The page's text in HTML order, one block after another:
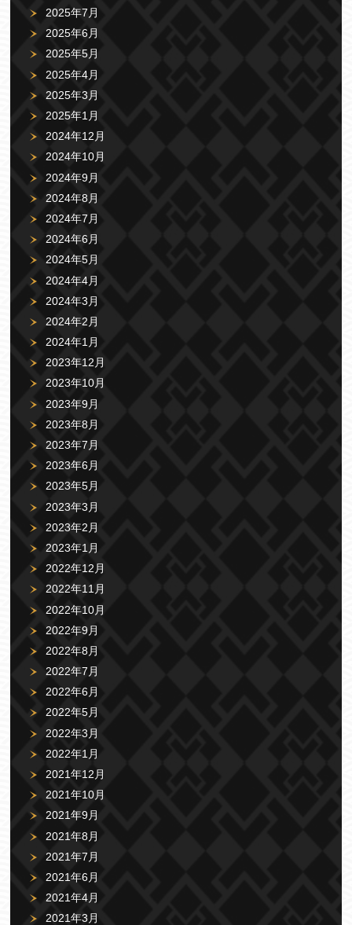
2025年7月
2025年6月
2025年5月
2025年4月
2025年3月
2025年1月
2024年12月
2024年10月
2024年9月
2024年8月
2024年7月
2024年6月
2024年5月
2024年4月
2024年3月
2024年2月
2024年1月
2023年12月
2023年10月
2023年9月
2023年8月
2023年7月
2023年6月
2023年5月
2023年3月
2023年2月
2023年1月
2022年12月
2022年11月
2022年10月
2022年9月
2022年8月
2022年7月
2022年6月
2022年5月
2022年3月
2022年1月
2021年12月
2021年10月
2021年9月
2021年8月
2021年7月
2021年6月
2021年4月
2021年3月